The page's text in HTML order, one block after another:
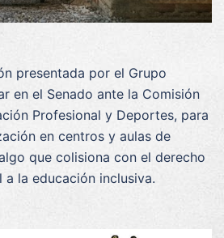
presentada por el Grupo
en el Senado ante la Comisión
Profesional y Deportes, para
en centros y aulas de
que colisiona con el derecho
a la educación inclusiva.